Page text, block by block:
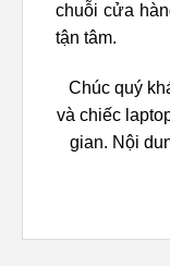
chuỗi cửa
tận tâm.
Chúc quý
và chiếc
gian. Nội